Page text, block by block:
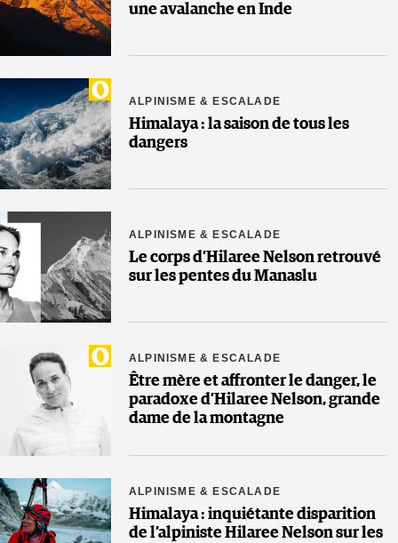
une avalanche en Inde
ALPINISME & ESCALADE
Himalaya : la saison de tous les
dangers
ALPINISME & ESCALADE
Le corps d’Hilaree Nelson retrouvé
sur les pentes du Manaslu
ALPINISME & ESCALADE
Être mère et affronter le danger, le
paradoxe d’Hilaree Nelson, grande
dame de la montagne
ALPINISME & ESCALADE
Himalaya : inquiétante disparition
de l’alpiniste Hilaree Nelson sur les